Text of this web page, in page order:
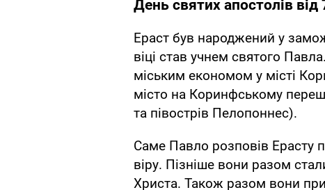
День святих апостолів від
Ераст був народжений у
віці став учнем святого
міським економом у місті
місто на Коринфському
та півострів Пелопоннес).
Саме Павло розповів Ерасту
віру. Пізніше вони разом
Христа. Також разом вони